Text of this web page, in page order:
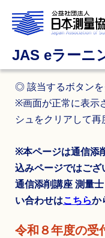
JAS eラーニ
◎ 該当するボタンを
※画面が正常に表示
シュをクリアして再
※本ページは通信添
込みページではござ
通信添削講座 測量
い合わせはこちらか
令和８年度の受